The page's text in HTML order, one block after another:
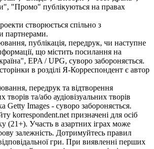
"Промо" публікуються на правах
створюється спільно з
партнерами.
публікація, передрук, чи наступне
що містить посилання на
EPA / UPG, суворо забороняється.
в розділі Я-Корреспондент є автор
передрук та відтворення
творів та/або аудіовізуальних творів
Getty Images - суворо забороняється.
korrespondent.net призначені для осіб
(21+). Участь в азартних іграх може
залежність. Дотримуйтесь правил
гри. При виявленні перших